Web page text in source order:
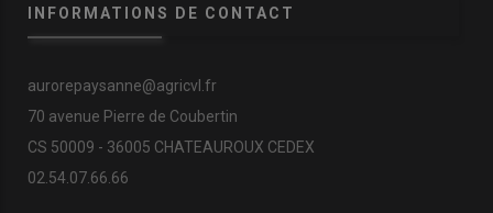
INFORMATIONS DE CONTACT
aurorepaysanne@agricvl.fr
70 avenue Pierre de Coubertin
CS 50009 - 36005 CHATEAUROUX CEDEX
02.54.07.66.66